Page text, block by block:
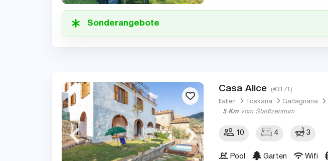
Sonderangebote
Casa Alice (#3171)
Italien Toskana Garfagnana
5 Km vom Stadtzentrum
10 4 3
Pool Garten Wifi